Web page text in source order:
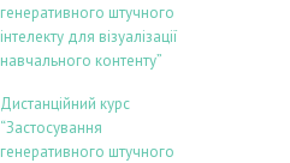
генеративного штучного
інтелекту для візуалізації
навчального контенту”
Дистанційний курс
“Застосування
генеративного штучного